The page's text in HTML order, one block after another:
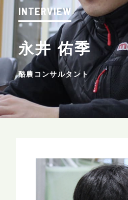
INTERVIEW
永井 佑季
酪農コンサルタント